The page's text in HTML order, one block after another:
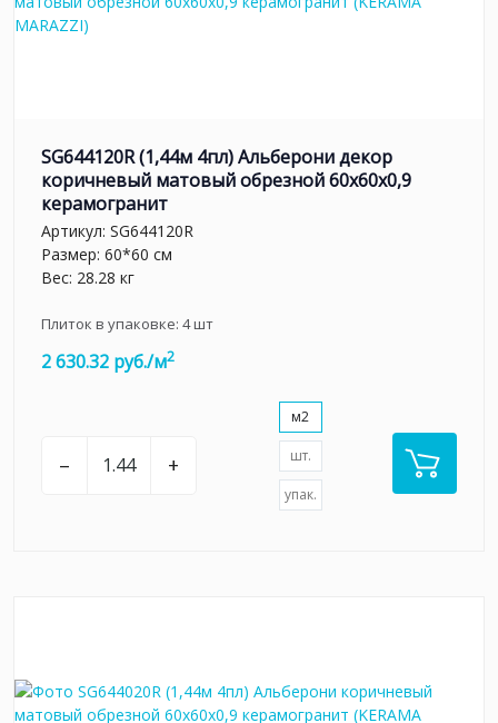
SG644120R (1,44м 4пл) Альберони декор
коричневый матовый обрезной 60x60x0,9
керамогранит
Артикул: SG644120R
Размер: 60*60 см
Вес: 28.28 кг
Плиток в упаковке: 4шт
2 630.32 руб./м2
– +
м2
шт.
упак.